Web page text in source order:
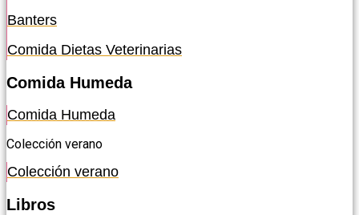
Banters
Comida Dietas Veterinarias
Comida Humeda
Comida Humeda
Colección verano
Colección verano
Libros